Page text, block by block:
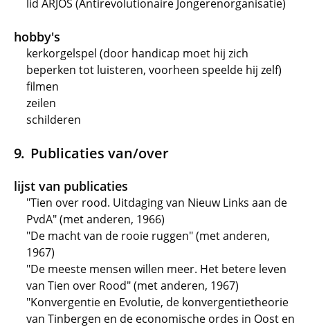
lid ARJOS (Antirevolutionaire Jongerenorganisatie)
hobby's
kerkorgelspel (door handicap moet hij zich
beperken tot luisteren, voorheen speelde hij zelf)
filmen
zeilen
schilderen
Publicaties van/over
lijst van publicaties
"Tien over rood. Uitdaging van Nieuw Links aan de
PvdA" (met anderen, 1966)
"De macht van de rooie ruggen" (met anderen,
1967)
"De meeste mensen willen meer. Het betere leven
van Tien over Rood" (met anderen, 1967)
"Konvergentie en Evolutie, de konvergentietheorie
van Tinbergen en de economische ordes in Oost en